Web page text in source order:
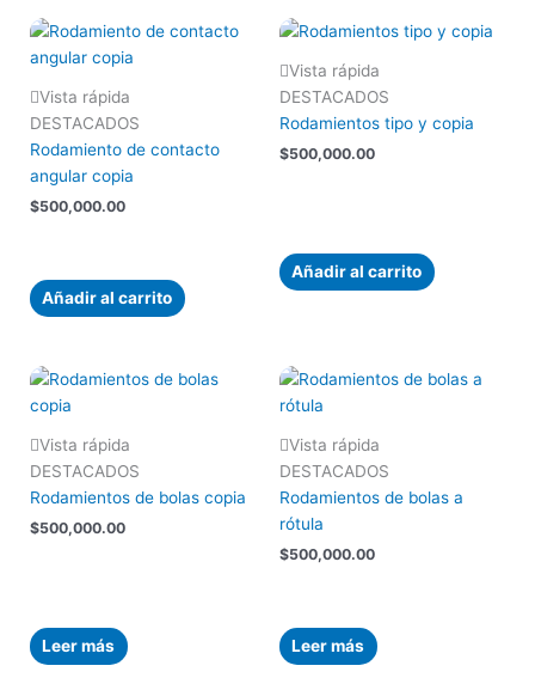
Vista rápida
DESTACADOS
Rodamiento de contacto
angular copia
$500,000.00
Añadir al carrito
Vista rápida
DESTACADOS
Rodamientos tipo y copia
$500,000.00
Añadir al carrito
Vista rápida
DESTACADOS
Rodamientos de bolas copia
$500,000.00
Leer más
Vista rápida
DESTACADOS
Rodamientos de bolas a
rótula
$500,000.00
Leer más